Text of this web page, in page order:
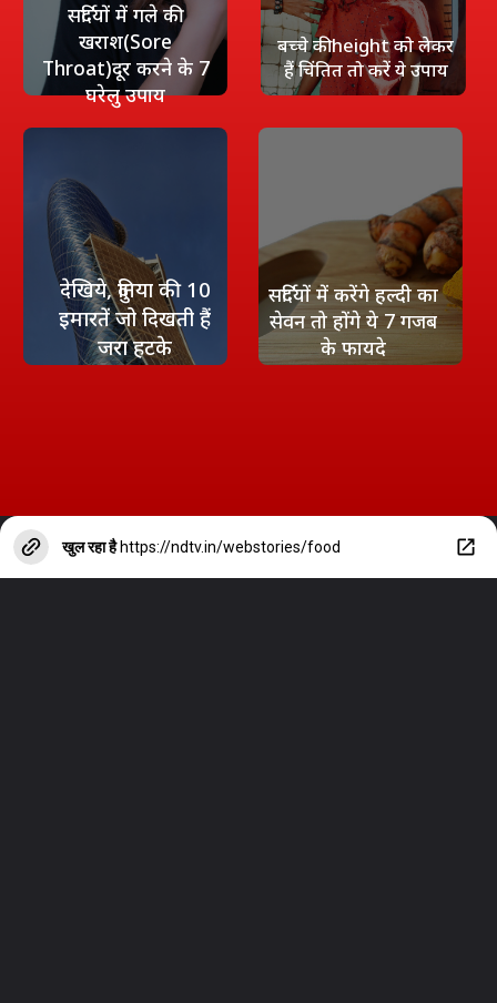
सर्दियों में गले की
खराश(Sore
Throat)दूर करने के 7
घरेलु उपाय
बच्चे की height को लेकर
हैं चिंतित तो करें ये उपाय
देखिये, दुनिया की 10
इमारतें जो दिखती हैं
जरा हटके
सर्दियों में करेंगे हल्दी का
सेवन तो होंगे ये 7 गजब
के फायदे
खुल रहा है https://ndtv.in/webstories/food